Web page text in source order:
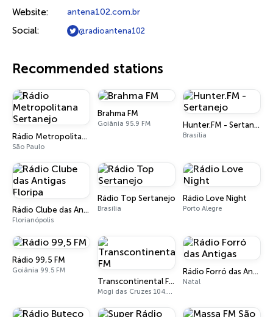
Website: antena102.com.br
Social: @radioantena102
Recommended stations
Rádio Metropolitana Sertanejo
São Paulo
Brahma FM
Goiânia 95.9 FM Hunter.FM - Sertanejo
Brasília
Rádio Clube das Antigas Floripa
Florianópolis
Rádio Top Sertanejo
Brasília
Rádio Love Night
Porto Alegre
Rádio 99,5 FM
Goiânia 99.5 FM
Transcontinental FM
Mogi das Cruzes 104.7 FM
Rádio Forró das Antigas
Natal